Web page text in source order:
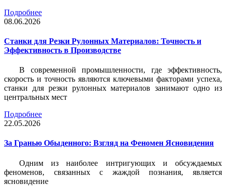
Подробнее
08.06.2026
Станки для Резки Рулонных Материалов: Точность и
Эффективность в Производстве
В современной промышленности, где эффективность,
скорость и точность являются ключевыми факторами успеха,
станки для резки рулонных материалов занимают одно из
центральных мест
Подробнее
22.05.2026
За Гранью Обыденного: Взгляд на Феномен Ясновидения
Одним из наиболее интригующих и обсуждаемых
феноменов, связанных с жаждой познания, является
ясновидение